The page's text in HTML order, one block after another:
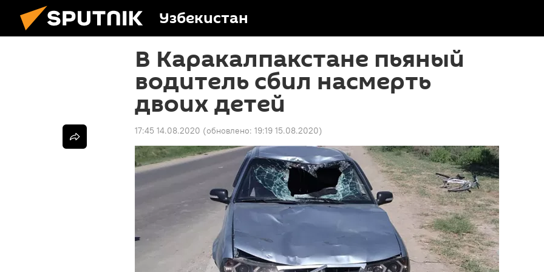
Узбекистан
В Каракалпакстане пьяный
водитель сбил насмерть
двоих детей
17:45 14.08.2020 (обновлено: 19:19 15.08.2020)